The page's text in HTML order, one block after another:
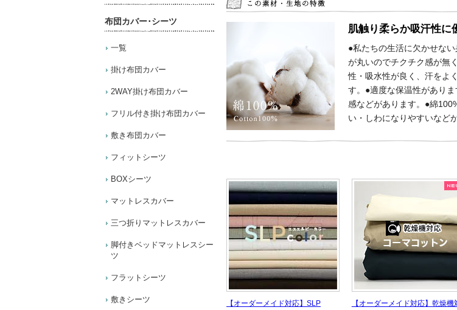
布団カバー･シーツ
一覧
掛け布団カバー
2WAY掛け布団カバー
フリル付き掛け布団カバー
敷き布団カバー
フィットシーツ
BOXシーツ
マットレスカバー
三つ折りマットレスカバー
脚付きベッドマットレスシー
ツ
フラットシーツ
敷きシーツ
肌触り柔らか吸汗性に
●私たちの生活に欠かせな
が丸いのでチクチク感が無
性・吸水性が良く、汗をよ
す。●適度な保温性があり
感などがあります。●綿
い・しわになりやすいなど
【オーダーメイド対応】SLP
【オーダーメイド対応】乾燥機